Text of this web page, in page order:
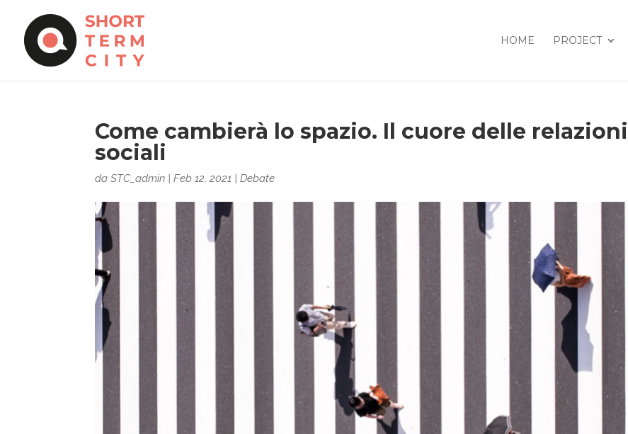
HOME PROJECT
Come cambierà lo spazio. Il cuore delle relazioni
sociali
daSTC_admin |Feb 12, 2021 |Debate